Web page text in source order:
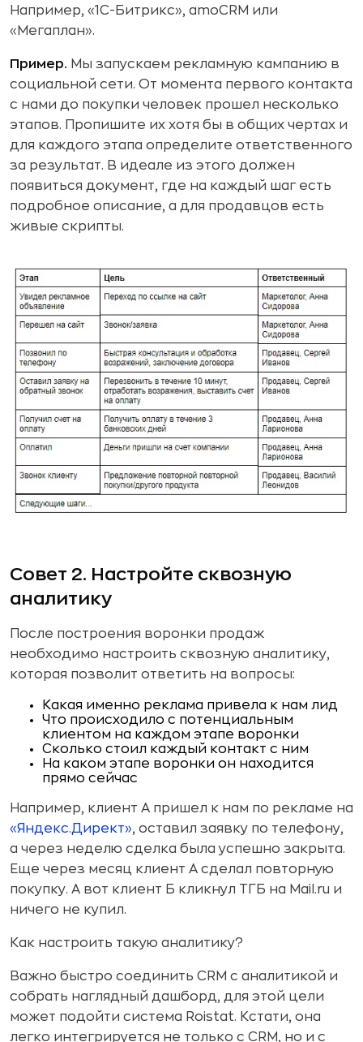
Например, «1C-Битрикс», amoCRM или
«Мегаплан».
Пример. Мы запускаем рекламную кампанию в
социальной сети. От момента первого контакта
с нами до покупки человек прошел несколько
этапов. Пропишите их хотя бы в общих чертах и
для каждого этапа определите ответственного
за результат. В идеале из этого должен
появиться документ, где на каждый шаг есть
подробное описание, а для продавцов есть
живые скрипты.
Совет 2. Настройте сквозную
аналитику
После построения воронки продаж
необходимо настроить сквозную аналитику,
которая позволит ответить на вопросы:
Какая именно реклама привела к нам лид
Что происходило с потенциальным
клиентом на каждом этапе воронки
Сколько стоил каждый контакт с ним
На каком этапе воронки он находится
прямо сейчас
Например, клиент А пришел к нам по рекламе на
«Яндекс.Директ», оставил заявку по телефону,
а через неделю сделка была успешно закрыта.
Еще через месяц клиент А сделал повторную
покупку. А вот клиент Б кликнул ТГБ на Mail.ru и
ничего не купил.
Как настроить такую аналитику?
Важно быстро соединить CRM c аналитикой и
собрать наглядный дашборд, для этой цели
может подойти система Roistat. Кстати, она
легко интегрируется не только с CRM, но и с